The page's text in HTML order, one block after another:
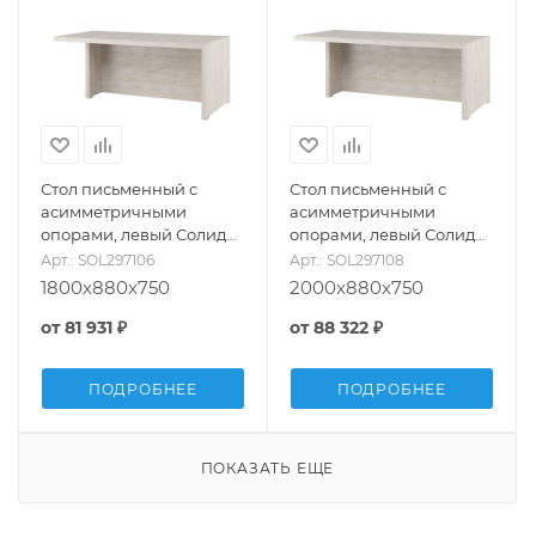
Стол письменный с
асимметричными
опорами, левый Солид
(Solid) SOL297106
Арт.: SOL297106
1800x880x750
от81 931 ₽
ПОДРОБНЕЕ
Стол письменный с
асимметричными
опорами, левый Солид
(Solid) SOL297108
Арт.: SOL297108
2000x880x750
от88 322 ₽
ПОДРОБНЕЕ
ПОКАЗАТЬ ЕЩЕ